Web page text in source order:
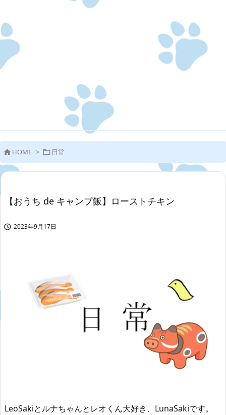
 HOME >  日常
【おうち de キャンプ飯】ローストチキン
 2023年9月17日
LeoSakiとルナちゃんとレオくん大好き、LunaSakiです。